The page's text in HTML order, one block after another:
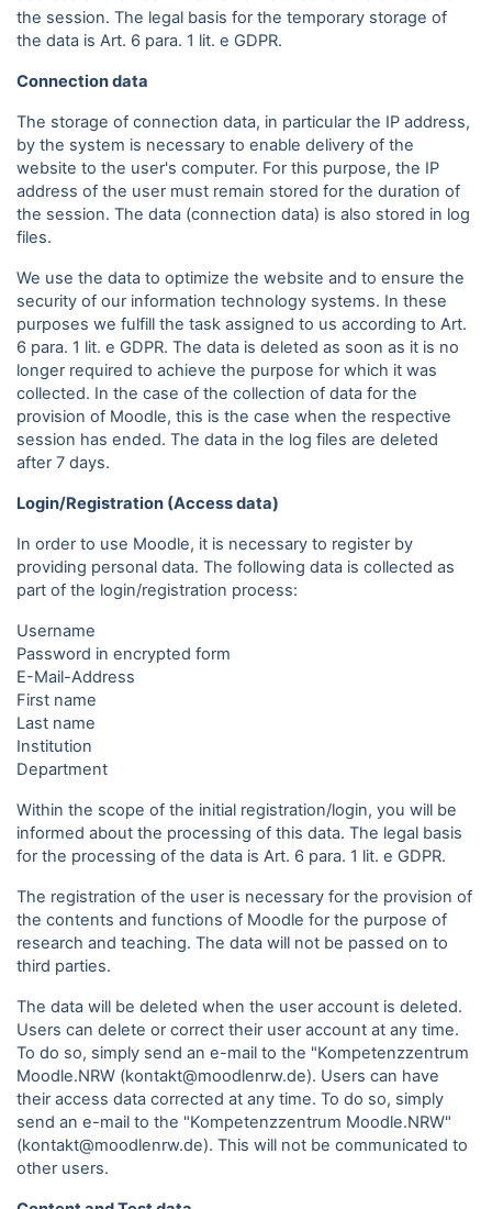
the session. The legal basis for the temporary storage of
the data is Art. 6 para. 1 lit. e GDPR.
Connection data
The storage of connection data, in particular the IP address,
by the system is necessary to enable delivery of the
website to the user's computer. For this purpose, the IP
address of the user must remain stored for the duration of
the session. The data (connection data) is also stored in log
files.
We use the data to optimize the website and to ensure the
security of our information technology systems. In these
purposes we fulfill the task assigned to us according to Art.
6 para. 1 lit. e GDPR. The data is deleted as soon as it is no
longer required to achieve the purpose for which it was
collected. In the case of the collection of data for the
provision of Moodle, this is the case when the respective
session has ended. The data in the log files are deleted
after 7 days.
Login/Registration (Access data)
In order to use Moodle, it is necessary to register by
providing personal data. The following data is collected as
part of the login/registration process:
Username
Password in encrypted form
E-Mail-Address
First name
Last name
Institution
Department
Within the scope of the initial registration/login, you will be
informed about the processing of this data. The legal basis
for the processing of the data is Art. 6 para. 1 lit. e GDPR.
The registration of the user is necessary for the provision of
the contents and functions of Moodle for the purpose of
research and teaching. The data will not be passed on to
third parties.
The data will be deleted when the user account is deleted.
Users can delete or correct their user account at any time.
To do so, simply send an e-mail to the "Kompetenzzentrum
Moodle.NRW (kontakt@moodlenrw.de). Users can have
their access data corrected at any time. To do so, simply
send an e-mail to the "Kompetenzzentrum Moodle.NRW"
(kontakt@moodlenrw.de). This will not be communicated to
other users.